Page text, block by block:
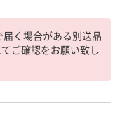
く場合がある別送品
ご確認をお願い致し